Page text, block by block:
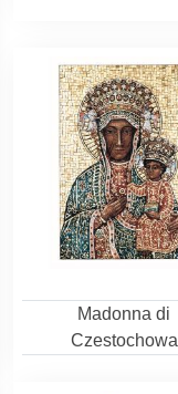
Madonna di
Czestochowa